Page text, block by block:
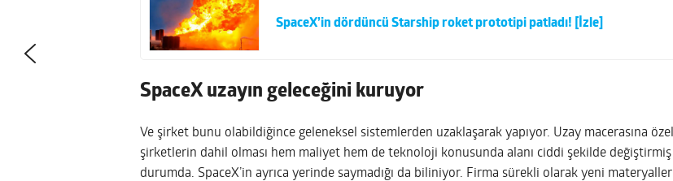
SpaceX’in dördüncü Starship roket prototipi patladı! [İzle]
SpaceX uzayın geleceğini kuruyor
Ve şirket bunu olabildiğince geleneksel sistemlerden uzaklaşarak yapıyor. Uzay macerasına özel
şirketlerin dahil olması hem maliyet hem de teknoloji konusunda alanı ciddi şekilde değiştirmiş
durumda. SpaceX’in ayrıca yerinde saymadığı da biliniyor. Firma sürekli olarak yeni materyaller